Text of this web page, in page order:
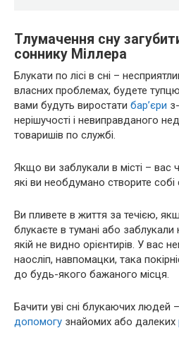
Тлумачення сну
соннику Міллера
Блукати по лісі в сні –
власних проблемах, будете
вами будуть виростати бар’єри
нерішучості і невиправданого
товаришів по службі.
Якщо ви заблукали в місті – вас
які ви необдумано створите собі
Ви пливете в життя за течією,
блукаєте в тумані або заблукали
якій не видно орієнтирів. У вас
наосліп, навпомацки, така
до будь-якого бажаного місця.
Бачити уві сні блукаючих людей
допомогу знайомих або далеких